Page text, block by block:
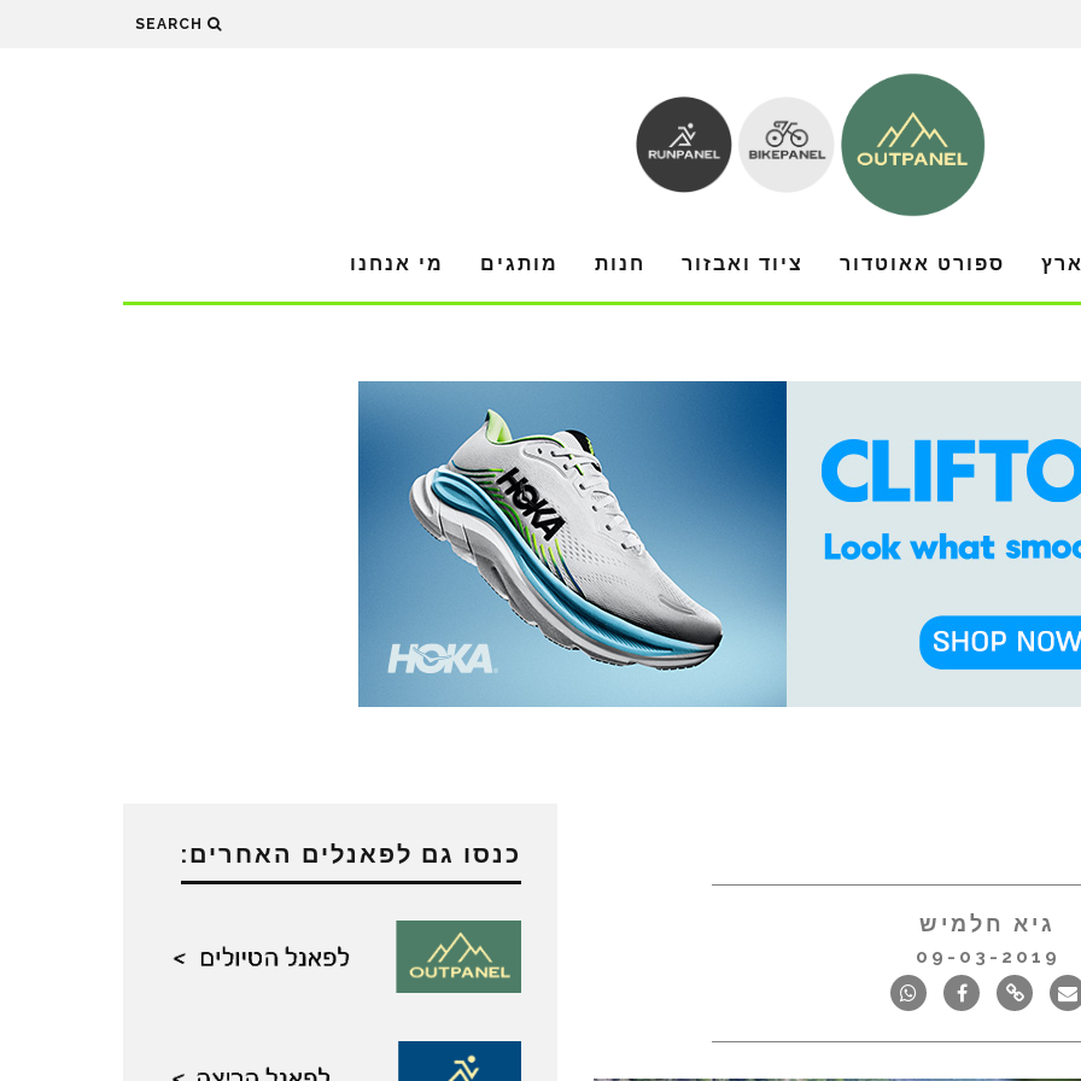
SEARCH
ספורט אאוטדור ציוד ואבזור חנות מותגים מי אנחנו
גיא חלמיש
09-03-2019
כנסו גם לפאנלים האחרים: